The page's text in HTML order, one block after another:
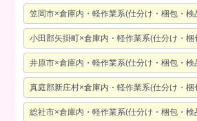
笠岡市×倉庫内・軽作業系(仕分け・梱包・検
小田郡矢掛町×倉庫内・軽作業系(仕分け・梱
井原市×倉庫内・軽作業系(仕分け・梱包・検
真庭郡新庄村×倉庫内・軽作業系(仕分け・梱
総社市×倉庫内・軽作業系(仕分け・梱包・検